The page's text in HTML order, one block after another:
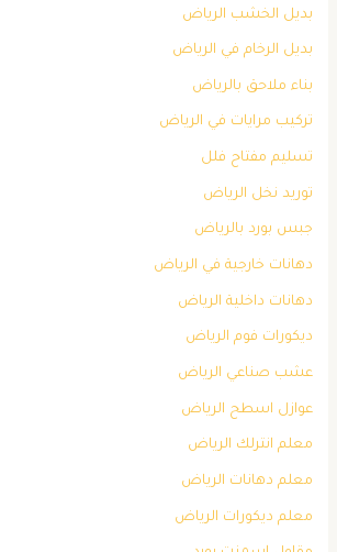
بديل الخشب الرياض
بديل الرخام في الرياض
بناء ملاحق بالرياض
تركيب مرايات في الرياض
تسليم مفتاح فلل
توريد نخل الرياض
جبس بورد بالرياض
دهانات خارجية في الرياض
دهانات داخلية الرياض
ديكورات فوم الرياض
عشب صناعي الرياض
عوازل اسطح الرياض
معلم انترلك الرياض
معلم دهانات الرياض
معلم ديكورات الرياض